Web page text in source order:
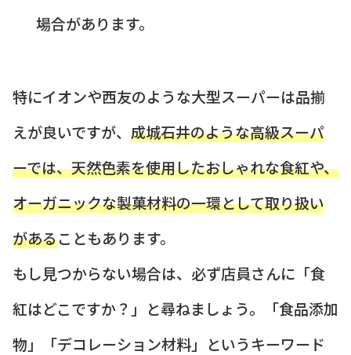
場合があります。
特にイオンや西友のような大型スーパーは品揃
えが良いですが、 成城石井のような高級スーパ
ーでは、天然色素を使用したおしゃれな食紅や、
オーガニックな製菓材料の一環として取り扱い
があることもあります。
もし見つからない場合は、必ず店員さんに「食
紅はどこですか？」と尋ねましょう。「食品添加
物」「デコレーション材料」というキーワード